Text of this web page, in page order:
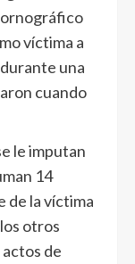
víctima a
una
cuando
le imputan
14
de la víctima
otros
de